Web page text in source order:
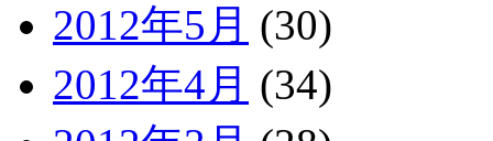
2012年5月 (30)
2012年4月 (34)